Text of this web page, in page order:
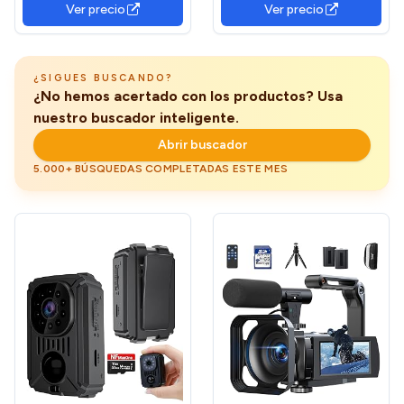
Detección De Movimiento
Ver precio
Bucle, visión Nocturna
automática, Sensor de
Ver precio
¿SIGUES BUSCANDO?
¿No hemos acertado con los productos? Usa
nuestro buscador inteligente.
Abrir buscador
5.000+ BÚSQUEDAS COMPLETADAS ESTE MES